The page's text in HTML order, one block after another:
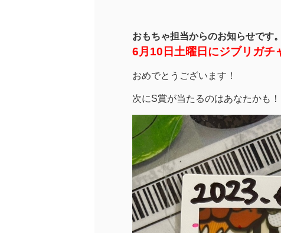
おもちゃ担当からのお知らせです。
6月10日土曜日にジブリガチ
おめでとうございます！
次にS賞が当たるのはあなたかも